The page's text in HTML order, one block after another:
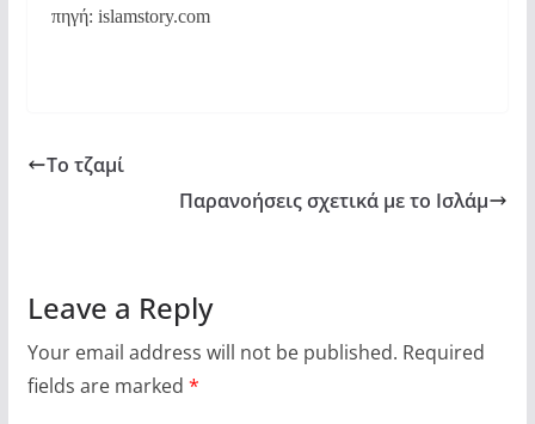
πηγή: islamstory.com
Το τζαμί
Παρανοήσεις σχετικά με το Ισλάμ
Leave a Reply
Your email address will not be published. Required
fields are marked *